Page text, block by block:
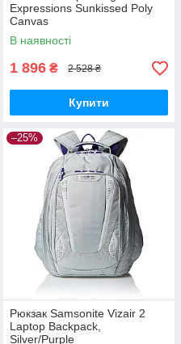
Expressions Sunkissed Poly
Canvas
В наявності
1 896 ₴ 2 528 ₴
Купити
–25%
Рюкзак Samsonite Vizair 2
Laptop Backpack,
Silver/Purple